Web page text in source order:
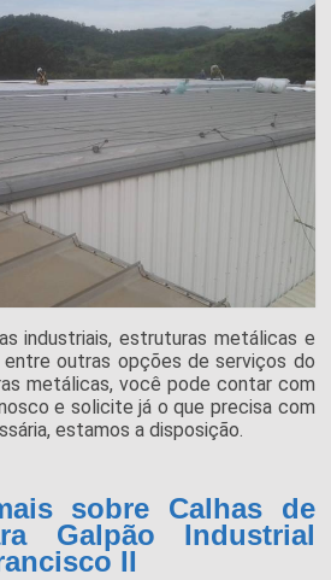
industriais, estruturas metálicas e
outras opções de serviços do
metálicas, você pode contar com
e solicite já o que precisa com
estamos a disposição.
sobre Calhas de
Galpão Industrial
II